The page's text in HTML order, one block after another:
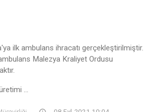
ilk ambulans ihracatı gerçekleştirilmiştir.
Malezya Kraliyet Ordusu
...